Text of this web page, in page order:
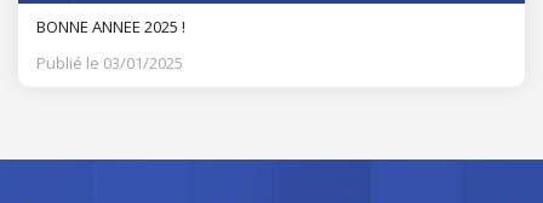
BONNE ANNEE 2025 !
Publié le 03/01/2025